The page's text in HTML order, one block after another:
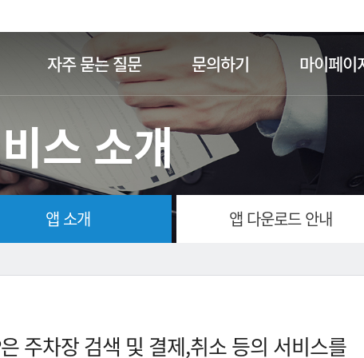
자주 묻는 질문 문의하기 마이페이
스 소개
앱 소개 앱 다운로드 안내
주차장 검색 및 결제,취소 등의 서비스를